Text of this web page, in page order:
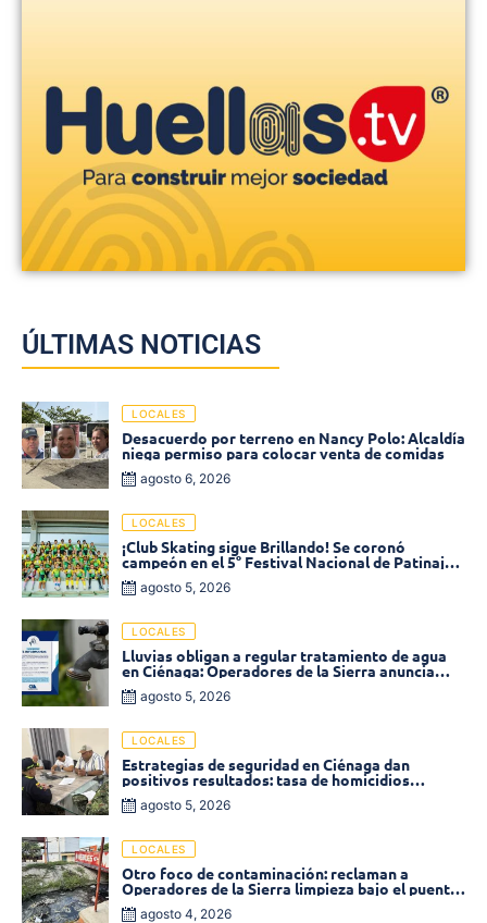
ÚLTIMAS NOTICIAS
LOCALES
Desacuerdo por terreno en Nancy Polo: Alcaldía
niega permiso para colocar venta de comidas
agosto 6, 2026
LOCALES
¡Club Skating sigue Brillando! Se coronó
campeón en el 5° Festival Nacional de Patinaje
«Soledad sobre Ruedas»
agosto 5, 2026
LOCALES
Lluvias obligan a regular tratamiento de agua
en Ciénaga: Operadores de la Sierra anuncia
baja presión en varios sectores
agosto 5, 2026
LOCALES
Estrategias de seguridad en Ciénaga dan
positivos resultados: tasa de homicidios
disminuyó un 58% en 2026
agosto 5, 2026
LOCALES
Otro foco de contaminación: reclaman a
Operadores de la Sierra limpieza bajo el puente
de la calle 19 con carrera 11
agosto 4, 2026